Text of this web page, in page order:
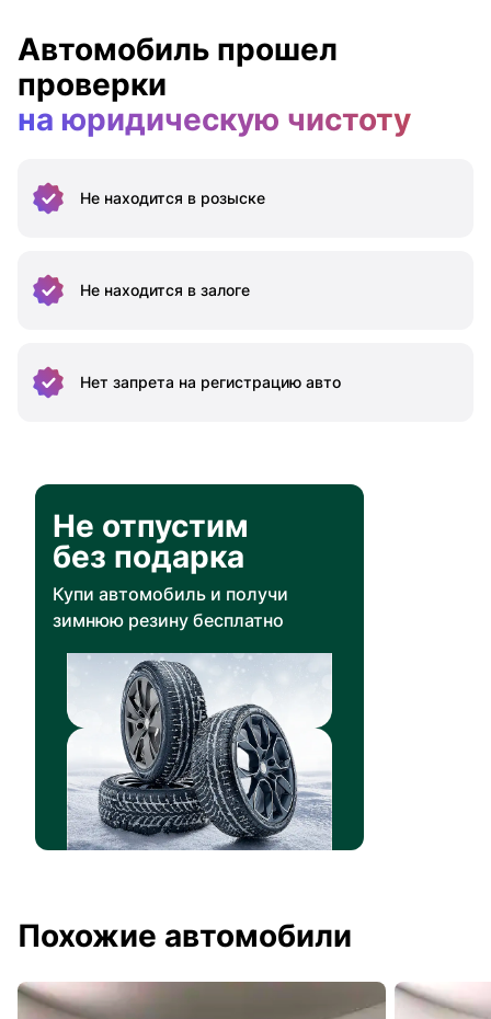
Автомобиль прошел
проверки
на юридическую чистоту
Не находится в розыске
Не находится в залоге
Нет запрета на регистрацию авто
Не отпустим
без подарка
Купи автомобиль и получи
зимнюю резину бесплатно
Похожие автомобили